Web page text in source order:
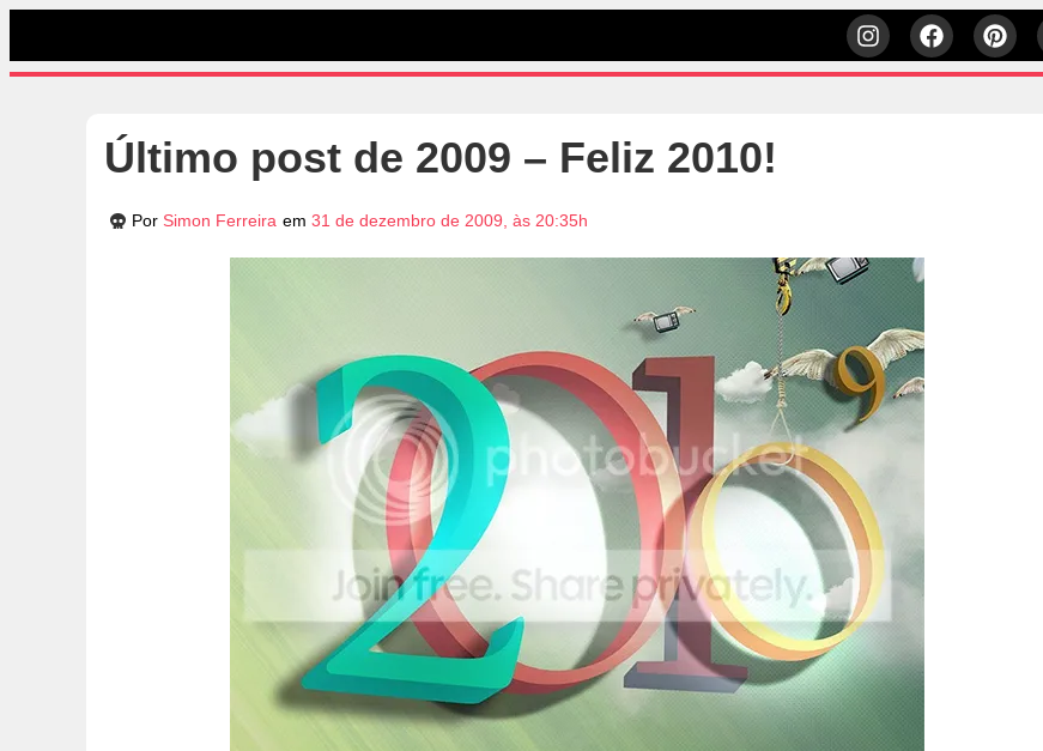
Último post de 2009 – Feliz 2010!
Por Simon Ferreira em 31 de dezembro de 2009, às 20:35h